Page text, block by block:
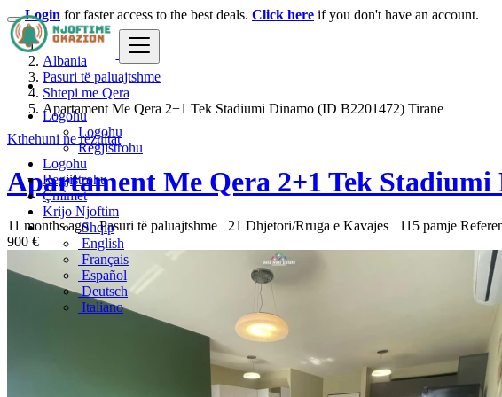
Logohu
Logohu
Regjistrohu
Logohu
Regjistrohu
Çmimet
Krijo Njoftim
Shqip
English
Français
Español
Deutsch
Italiano
Login for faster access to the best deals. Click here if you don't have an account.
Albania
Pasuri të paluajtshme
Shtepi me Qera
Apartament Me Qera 2+1 Tek Stadiumi Dinamo (ID B2201472) Tirane
Kthehuni ne rezultat
Apartament Me Qera 2+1 Tek
11 months ago Pasuri të paluajtshme 21 Dhjetori/Rruga e Kavajes 115 pamje
900 €